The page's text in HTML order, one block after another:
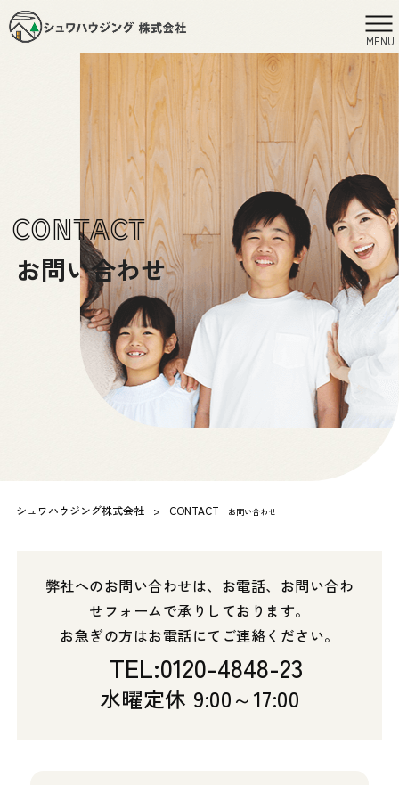
MENU
CONTACT
お問い合わせ
シュワハウジング株式会社 > CONTACT お問い合わせ
弊社へのお問い合わせは、お電話、お問い合わ
せフォームで承りしております。
お急ぎの方はお電話にてご連絡ください。
TEL:0120-4848-23
水曜定休 9:00～17:00